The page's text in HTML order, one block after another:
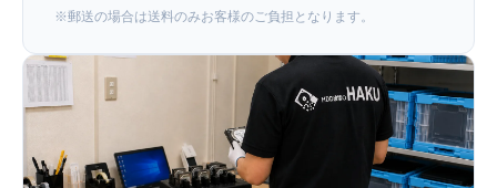
※郵送の場合は送料のみお客様のご負担となります。